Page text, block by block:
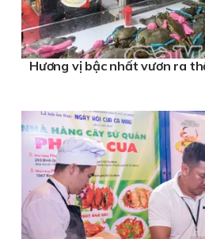
Hương vị bậc nhất vươn ra